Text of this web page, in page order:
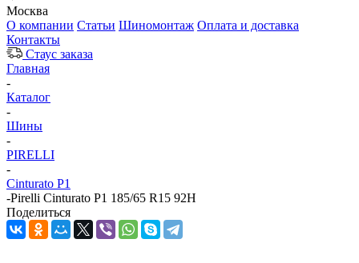
Москва
О компании Статьи Шиномонтаж Оплата и доставка
Контакты
Стаус заказа
Главная
-
Каталог
-
Шины
-
PIRELLI
-
Cinturato P1
-Pirelli Cinturato P1 185/65 R15 92H
Поделиться